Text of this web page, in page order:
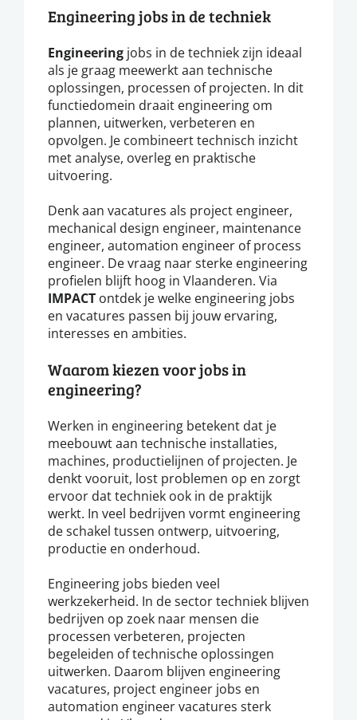
Engineering jobs in de techniek
Engineering jobs in de techniek zijn ideaal
als je graag meewerkt aan technische
oplossingen, processen of projecten. In dit
functiedomein draait engineering om
plannen, uitwerken, verbeteren en
opvolgen. Je combineert technisch inzicht
met analyse, overleg en praktische
uitvoering.
Denk aan vacatures als project engineer,
mechanical design engineer, maintenance
engineer, automation engineer of process
engineer. De vraag naar sterke engineering
profielen blijft hoog in Vlaanderen. Via
IMPACT ontdek je welke engineering jobs
en vacatures passen bij jouw ervaring,
interesses en ambities.
Waarom kiezen voor jobs in
engineering?
Werken in engineering betekent dat je
meebouwt aan technische installaties,
machines, productielijnen of projecten. Je
denkt vooruit, lost problemen op en zorgt
ervoor dat techniek ook in de praktijk
werkt. In veel bedrijven vormt engineering
de schakel tussen ontwerp, uitvoering,
productie en onderhoud.
Engineering jobs bieden veel
werkzekerheid. In de sector techniek blijven
bedrijven op zoek naar mensen die
processen verbeteren, projecten
begeleiden of technische oplossingen
uitwerken. Daarom blijven engineering
vacatures, project engineer jobs en
automation engineer vacatures sterk